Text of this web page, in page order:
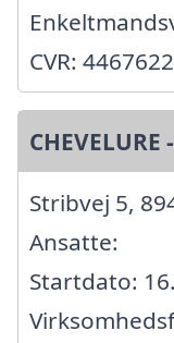
CVR:
Stribvej 5,
Ansatte:
Startdato: